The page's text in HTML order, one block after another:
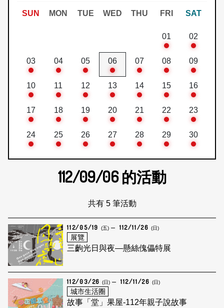
SUN MON TUE WED THU FRI SAT
01 02
03 04 05 06 07 08 09
10 11 12 13 14 15 16
17 18 19 20 21 22 23
24 25 26 27 28 29 30
112/09/06的活動
共有 5 筆活動
112/05/19 (五) 112/11/26 (日)
展覽
三齣光日與夜—懸絲傀儡特展
112/03/26 (日) 112/11/26 (日)
城市生活圈
故事「堂」果屋-112年親子說故事